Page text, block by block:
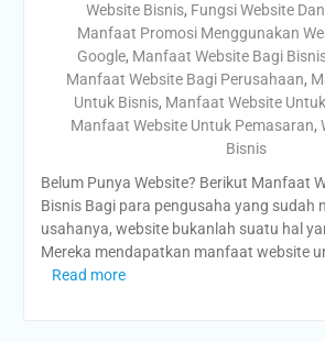
Website Bisnis, Fungsi Website
Manfaat Promosi Menggunakan
Google, Manfaat Website Bagi
Manfaat Website Bagi Perusahaan,
Untuk Bisnis, Manfaat Website
Manfaat Website Untuk Pemasaran,
Bisnis
Belum Punya Website? Berikut Manfaat
Bisnis Bagi para pengusaha yang sudah
usahanya, website bukanlah suatu hal
Mereka mendapatkan manfaat website
Read more